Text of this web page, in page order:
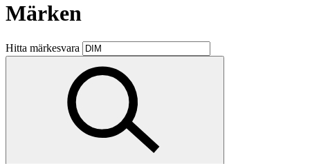
Butiker
Mat och dryck
Evenemang
Erbjudanden
Märken
Hitta märkesvara